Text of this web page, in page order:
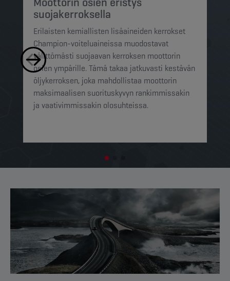
suojakerroksella
Erilaisten kemiallisten lisäaineiden kerrokset
Champion-voiteluaineissa muodostavat
välittömästi suojaavan kerroksen moottorin
osien ympärille. Tämä takaa jatkuvasti kestävän
öljykerroksen, joka mahdollistaa moottorin
maksimaalisen suorituskyvyn rankimmissakin
ja vaativimmissakin olosuhteissa.